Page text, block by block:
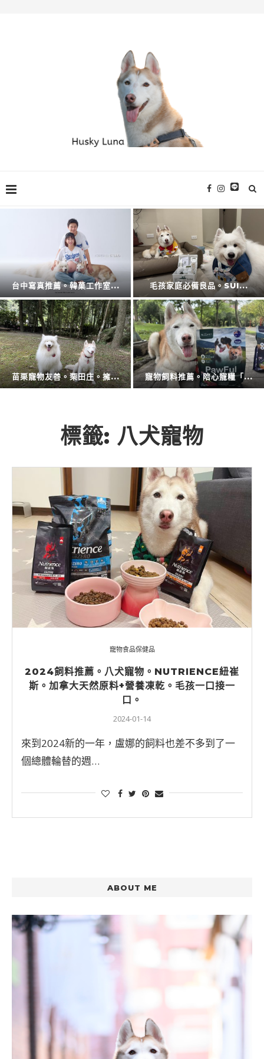
擴充大空間。CODE L... 防蚊液的第一品牌。叮寧也...
廚房神隊友登場。CAES... 衛浴還是讓專業的來。CA...
標籤: 八犬寵物
寵物食品保健品
2024飼料推薦。八犬寵物。NUTRIENCE紐崔
斯。加拿大天然原料+營養凍乾。毛孩一口接一
口。
2024-01-14
來到2024新的一年，盧娜的飼料也差不多到了一
個總體輪替的週…
ABOUT ME